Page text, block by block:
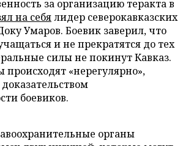
за организацию теракта в
на себялидер северокавказских
Умаров. Боевик заверил, что
и не прекратятся до тех
силы не покинут Кавказ.
происходят «нерегулярно»,
боевиков.
органы